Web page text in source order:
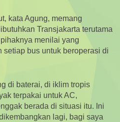
kata Agung, memang
Transjakarta terutama
menilai yang
bus untuk beroperasi di
di baterai, di iklim tropis
terpakai untuk AC,
berada di situasi itu. Ini
lagi, bagi saya